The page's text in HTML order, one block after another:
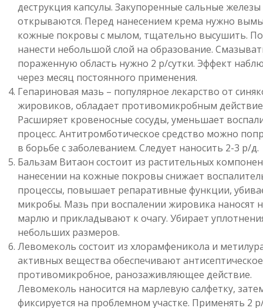
деструкция капсулы. Закупоренные сальные железы
открываются. Перед нанесением крема нужно
кожные покровы с мылом, тщательно высушить.
нанести небольшой слой на образование.
пораженную область нужно 2 р/сутки. Эффект
через месяц постоянного применения.
Гепариновая мазь – популярное лекарство от
жировиков, обладает противомикробным
Расширяет кровеносные сосуды, уменьшает
процесс. Антитромботическое средство можно
в борьбе с заболеванием. Следует наносить 2-3 р/д.
Бальзам Витаон состоит из растительных
нанесении на кожные покровы снижает
процессы, повышает репаративные функции,
микробы. Мазь при воспалении жировика наносят
марлю и прикладывают к очагу. Убирает
небольших размеров.
Левомеколь состоит из хлорамфеникола и
активных вещества обеспечивают
противомикробное, ранозаживляющее действие.
Левомеколь наносится на марлевую салфетку,
фиксируется на проблемном участке. Применять 2